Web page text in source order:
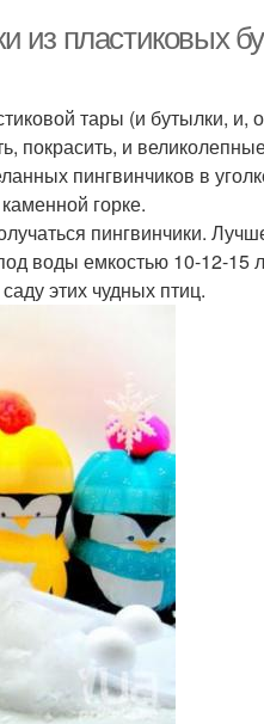
из пластиковых
тары (и бутылки, и,
покрасить, и
пингвинчиков в
горке.
пингвинчики.
воды емкостью 10-12-15
этих чудных птиц.